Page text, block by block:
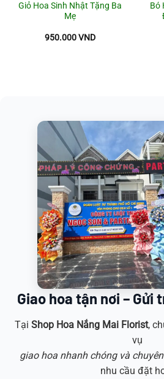
Giỏ Hoa Sinh Nhật Tặng Ba
Mẹ
950.000VND
Bó
Giao hoa tận nơi – Gửi
Tại Shop Hoa Nắng Mai Florist,
vụ
giao hoa nhanh chóng và
nhu cầu đặt